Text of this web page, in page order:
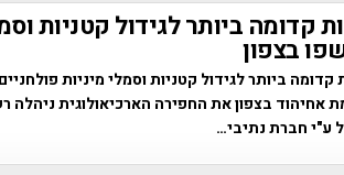
קדומה ביותר לגידול קטניות
בצפון
קדומה ביותר לגידול קטניות וסמלי מיניות
אחיהוד בצפון את החפירה הארכיאולוגית
ע"י חברת נתיבי…